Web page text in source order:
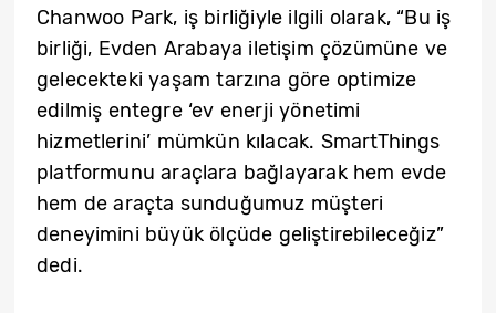
Chanwoo Park, iş birliğiyle ilgili olarak, “Bu iş
birliği, Evden Arabaya iletişim çözümüne ve
gelecekteki yaşam tarzına göre optimize
edilmiş entegre ‘ev enerji yönetimi
hizmetlerini’ mümkün kılacak. SmartThings
platformunu araçlara bağlayarak hem evde
hem de araçta sunduğumuz müşteri
deneyimini büyük ölçüde geliştirebileceğiz”
dedi.